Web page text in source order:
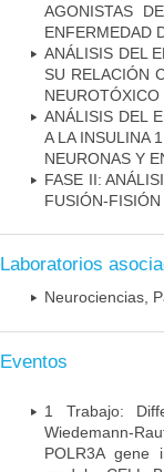
AGONISTAS
ENFERMEDAD
ANÁLISIS DEL
SU RELACIÓN
NEUROTÓXICO
ANÁLISIS DEL
A LA INSULINA
NEURONAS Y
FASE II:
FUSIÓN-
Laboratorios
Neurociencias,
Eventos
1 Trabajo:
Wiedemann-
POLR3A gene